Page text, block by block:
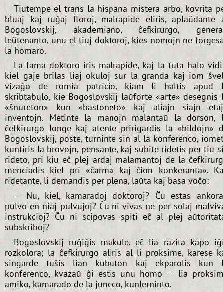
Tiutempe el trans la hispana mistera arbo, kovrita
bluaj kaj ruĝaj floroj, malrapide eliris, aplaŭdante
Bogoslovskij, akademiano, ĉefkirurgo,
leŭtenanto, unu el tiuj doktoroj, kies nomojn ne
la homaro.
La fama doktoro iris malrapide, kaj la tuta halo
kiel gaje brilas liaj okuloj sur la granda kaj iom
vizaĝo de romia patricio, kiam li haltis apud
skribtabulo, kie Bogoslovskij laŭforte «arte» desegnis
«ŝnureton» kun «bastoneto» kaj aliajn siajn
inventojn. Metinte la manojn malantaŭ la dorson,
ĉefkirurgo longe kaj atente pririgardis la «bildojn»
Bogoslovskij, poste, turninte sin al la konferenco,
kuntiris la brovojn, pensante, kaj subite ridetis per tiu
rideto, pri kiu eĉ plej ardaj malamantoj de la
menciadis kiel pri «ĉarma kaj ĉion konkeranta».
ridetante, li demandis per plena, laŭta kaj basa voĉo:
— Nu, kiel, kamaradoj doktoroj? Ĉu estas
pulvo en niaj pulvujoj? Ĉu ni vivas ne per solaj
instrukcioj? Ĉu ni scipovas spiti eĉ al plej
subskriboj?
Bogoslovskij ruĝiĝis makule, eĉ lia razita kapo
rozkolora; la ĉefkirurgo aliris al li proksime, karese
singarde tuŝis lian kubuton kaj ekparolis kun
konferenco, kvazaŭ ĝi estis unu homo — lia
amiko, kamarado de la juneco, kunlerninto.